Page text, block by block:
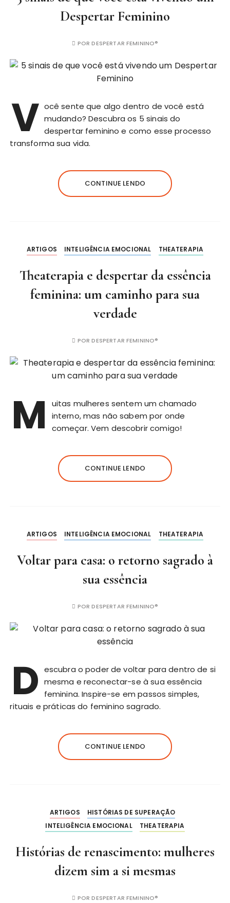
Despertar Feminino
PORDESPERTAR FEMININO®
V ocê sente que algo dentro de você está
mudando? Descubra os 5 sinais do
despertar feminino e como esse processo
transforma sua vida.
CONTINUE LENDO
ARTIGOS INTELIGÊNCIA EMOCIONAL THEATERAPIA
Theaterapia e despertar da essência
feminina: um caminho para sua
verdade
PORDESPERTAR FEMININO®
M
uitas mulheres sentem um chamado
interno, mas não sabem por onde
começar. Vem descobrir comigo!
CONTINUE LENDO
ARTIGOS INTELIGÊNCIA EMOCIONAL THEATERAPIA
Voltar para casa: o retorno sagrado à
sua essência
PORDESPERTAR FEMININO®
D escubra o poder de voltar para dentro de si
mesma e reconectar-se à sua essência
feminina. Inspire-se em passos simples,
rituais e práticas do feminino sagrado.
CONTINUE LENDO
ARTIGOS
HISTÓRIAS DE SUPERAÇÃO
INTELIGÊNCIA EMOCIONAL
THEATERAPIA
Histórias de renascimento: mulheres
dizem sim a si mesmas
PORDESPERTAR FEMININO®